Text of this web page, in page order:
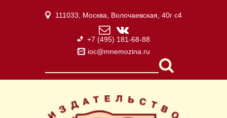
111033, Москва, Волочаевская, 40г с4
+7 (495) 181-68-88
ioc@mnemozina.ru